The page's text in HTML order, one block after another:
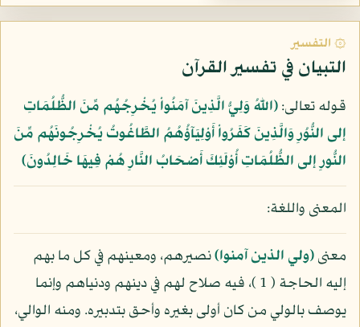
۞ التفسير
التبيان في تفسير القرآن
قوله تعالى:﴿اللّهُ وَلِيُّ الَّذِينَ آمَنُواْ يُخْرِجُهُم مِّنَ الظُّلُمَاتِ
إلى النُّوُرِ وَالَّذِينَ كَفَرُواْ أَوْلِيَآؤُهُمُ الطَّاغُوتُ يُخْرِجُونَهُم مِّنَ
النُّورِ إلى الظُّلُمَاتِ أُوْلَئِكَ أَصْحَابُ النَّارِ هُمْ فِيهَا خَالِدُونَ﴾
المعنى واللغة:
معنى(ولي الذين آمنوا)نصيرهم، ومعينهم في كل ما بهم
إليه الحاجة ( 1 )، فيه صلاح لهم في دينهم ودنياهم وإنما
يوصف بالولي من كان أولى بغيره وأحق بتدبيره. ومنه الوالي،